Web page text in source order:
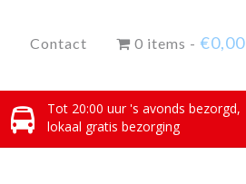
Contact 0 items - €0,00
Tot 20:00 uur 's avonds bezorgd,
lokaal gratis bezorging